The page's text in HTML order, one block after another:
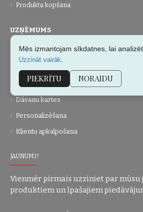
Produkta kopšana
UZŅĒMUMS
Par mums
Vietnes karte
Dāvanu kartes
Personalizēšana
Klientu apkalpošana
JAUNUMI!
Vienmēr pirmais uzziniet par mūsu
produktiem un īpašajiem
Mēs izmantojam sīkdatnes, lai
Uzzināt vairāk
PIEKRĪTU NORAIDU